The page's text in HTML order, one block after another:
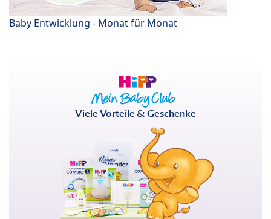
Baby Entwicklung - Monat für Monat
Viele Vorteile & Geschenke